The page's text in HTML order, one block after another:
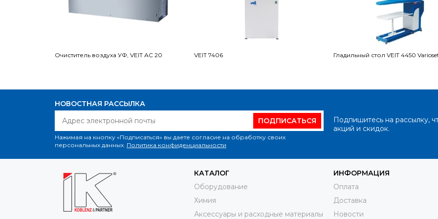
Очиститель воздуха УФ, VEIT АС 20 VEIT 7406 Гладильный стол VEIT 4450
НОВОСТНАЯ РАССЫЛКА
ПОДПИСАТЬСЯ
Нажимая на кнопку «Подписаться» вы даете согласие на обработку своих
персональных данных. Политика конфиденциальности
Подпишитесь на рассылку,
акций и скидок.
КАТАЛОГ
Оборудование
Химия
Аксессуары и расходные материалы
ИНФОРМАЦИЯ
Оплата
Доставка
Новости